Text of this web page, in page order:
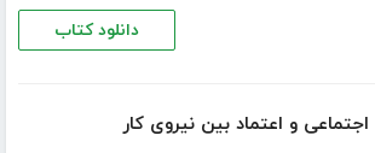
دانلود کتاب
و اعتماد بین نیروی کار